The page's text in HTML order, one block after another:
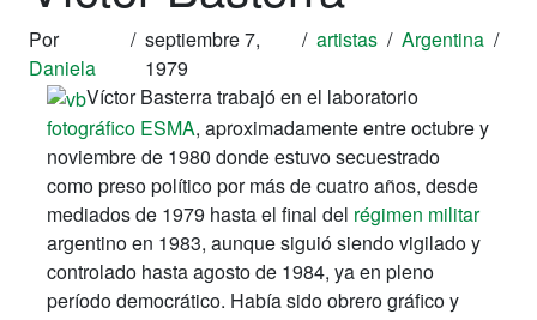
Por
Daniela
/ septiembre 7,
1979
/ artistas / Argentina /
Víctor Basterra trabajó en el laboratorio
fotográfico ESMA, aproximadamente entre octubre y
noviembre de 1980 dondeestuvo secuestrado
como preso político por más de cuatro años, desde
mediados de 1979 hasta el final del régimen militar
argentino en 1983, aunque siguió siendo vigilado y
controlado hasta agosto de 1984, ya en pleno
período democrático. Había sido obrero gráfico y